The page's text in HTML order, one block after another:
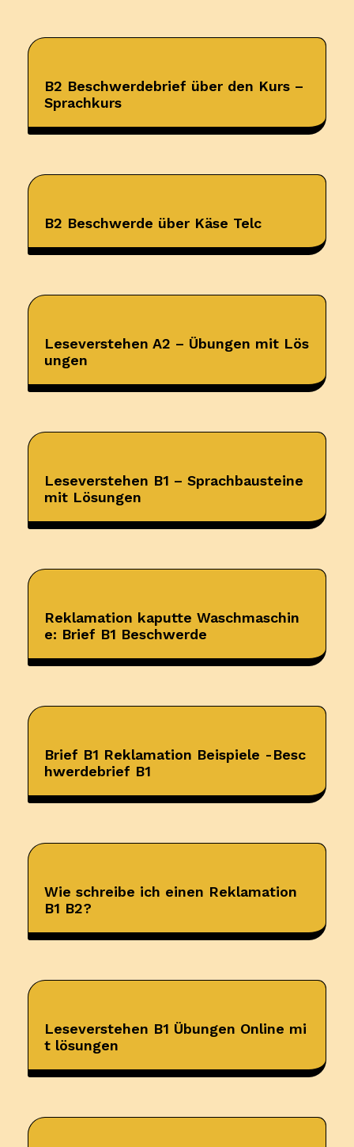
B2 Beschwerdebrief über den Kurs –
Sprachkurs
B2 Beschwerde über Käse Telc
Leseverstehen A2 – Übungen mit Lös
ungen
Leseverstehen B1 – Sprachbausteine
mit Lösungen
Reklamation kaputte Waschmaschin
e: Brief B1 Beschwerde
Brief B1 Reklamation Beispiele -Besc
hwerdebrief B1
Wie schreibe ich einen Reklamation
B1 B2?
Leseverstehen B1 Übungen Online mi
t lösungen